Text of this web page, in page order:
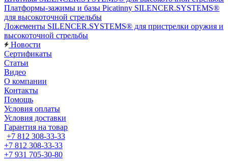
Платформы-зажимы и базы Picatinny SILENCER.SYSTEMS®
для высокоточной стрельбы
Ложементы SILENCER.SYSTEMS® для пристрелки оружия и
высокоточной стрельбы
Новости
Сертификаты
Статьи
Видео
О компании
Контакты
Помощь
Условия оплаты
Условия доставки
Гарантия на товар
+7 812 308-33-33
+7 812 308-33-33
+7 931 705-30-80